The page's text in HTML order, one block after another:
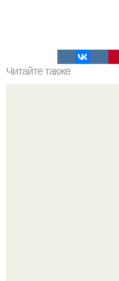
Читайте также